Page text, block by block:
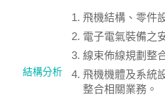
結構分析
飛機結構、零件
電子電氣裝備之
線束佈線規劃整
飛機機體及系統
整合相關業務。